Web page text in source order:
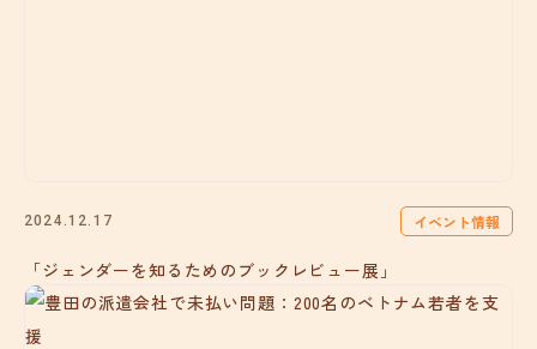
2024.12.17 イベント情報
「ジェンダーを知るためのブックレビュー展」